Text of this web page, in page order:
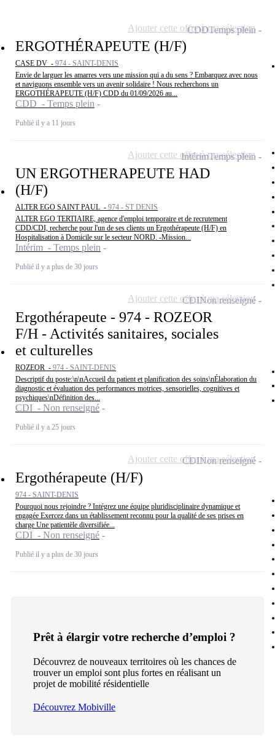
ERGOTHÉRAPEUTE (H/F)
CASE DV - 974 - SAINT-DENIS
Envie de larguer les amarres vers une mission qui a du sens ? Embarquez avec nous
et naviguons ensemble vers un avenir solidaire ! Nous recherchons un
ERGOTHÉRAPEUTE (H/F) CDD du 01/09/2026 au...
CDD - Temps plein
Publié il y a 11 jours
CDDTemps plein
Ajouter cette offre à ma sélection
UN ERGOTHERAPEUTE HAD
(H/F)
ALTER EGO SAINT PAUL - 974 - ST DENIS
ALTER EGO TERTIAIRE, agence d'emploi temporaire et de recrutement
CDD/CDI, recherche pour l'un de ses clients un Ergothérapeute (H/F) en
Hospitalisation à Domicile sur le secteur NORD. -Mission...
Intérim - Temps plein
Publié il y a plus de 30 jours
IntérimTemps plein
Ajouter cette offre à ma sélection
Ergothérapeute - 974 - ROZEOR
F/H - Activités sanitaires, sociales
et culturelles
ROZEOR - 974 - SAINT-DENIS
Descriptif du poste:\n\nAccueil du patient et planification des soins\nÉlaboration du
diagnostic et évaluation des performances motrices, sensorielles, cognitives et
psychiques\nDéfinition des...
CDI - Non renseigné
Publié il y a 25 jours
CDINon renseigné
Ajouter cette offre à ma sélection
Ergothérapeute (H/F)
974 - SAINT-DENIS
Pourquoi nous rejoindre ? Intégrez une équipe pluridisciplinaire dynamique et
engagée Exercez dans un établissement reconnu pour la qualité de ses prises en
charge Une patientèle diversifiée...
CDI - Non renseigné
Publié il y a plus de 30 jours
CDINon renseigné
Ajouter cette offre à ma sélection
Prêt à élargir votre recherche d’emploi ?
Découvrez de nouveaux territoires où les chances de
trouver un emploi sont plus fortes en réalisant un
projet de mobilité résidentielle
Découvrez Mobiville